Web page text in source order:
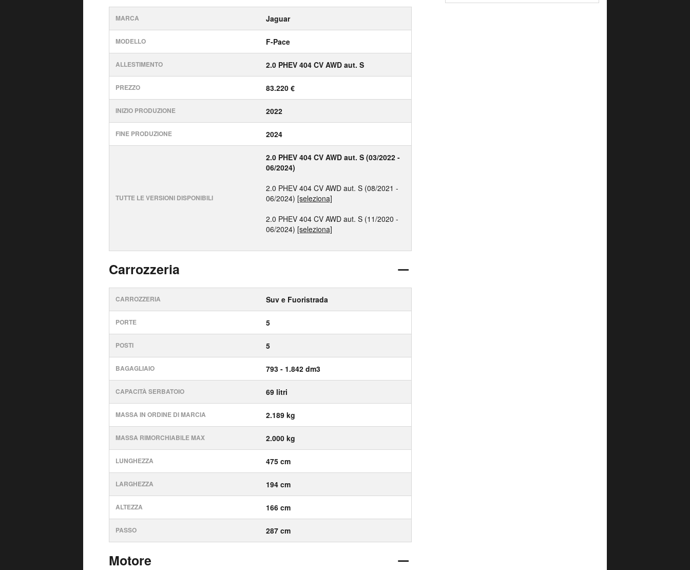
MARCA Jaguar
MODELLO F-Pace
ALLESTIMENTO 2.0 PHEV 404 CV AWD aut. S
PREZZO 83.220 €
INIZIO PRODUZIONE 2022
FINE PRODUZIONE 2024
TUTTE LE VERSIONI DISPONIBILI
2.0 PHEV 404 CV AWD aut. S (03/2022 -
06/2024)
2.0 PHEV 404 CV AWD aut. S (08/2021 -
06/2024) [seleziona]
2.0 PHEV 404 CV AWD aut. S (11/2020 -
06/2024) [seleziona]
Carrozzeria
CARROZZERIA Suv e Fuoristrada
PORTE 5
POSTI 5
BAGAGLIAIO 793 - 1.842 dm3
CAPACITÀ SERBATOIO 69 litri
MASSA IN ORDINE DI MARCIA 2.189 kg
MASSA RIMORCHIABILE MAX 2.000 kg
LUNGHEZZA 475 cm
LARGHEZZA 194 cm
ALTEZZA 166 cm
PASSO 287 cm
Motore